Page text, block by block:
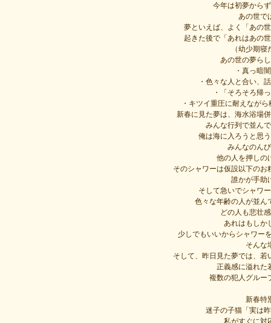
今年は初夢から
あの世で
夢といえば、よく「あの
起きた後で「あれはあの
（幼少期
あの世の夢ら
・真っ暗
・色々な人と合い、
・「そろそろ帰
・キツイ重圧に耐えなが
新春に見た夢は、海水浴場
みんな行列で並ん
俺は海に入ろうと思
みんなのん
他の人を押しの
そのシャワーは仮設以下の
誰かが手助
そして急いでシャワ
色々な年齢の人が並ん
どの人も悲壮
あれはもしか
少しでもいいからシャワー
そんな
そして、昨日見た夢では、
正義感に溢れた
複数の犯人グルー
新春特
迷子の子猫「実は